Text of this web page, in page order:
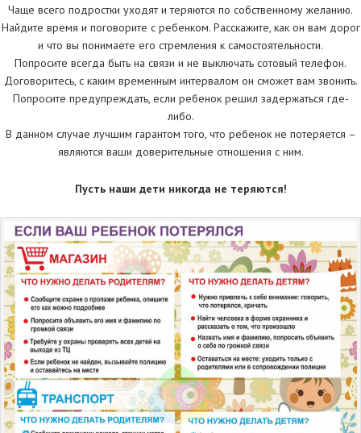
Чаще всего подростки уходят и теряются по собственному желанию.
Найдите время и поговорите с ребенком. Расскажите, как он вам дорог
и что вы понимаете его стремления к самостоятельности.
Попросите всегда быть на связи и не выключать сотовый телефон.
Договоритесь, с каким временным интервалом он сможет вам звонить.
Попросите предупреждать, если ребенок решил задержаться где-
либо.
В данном случае лучшим гарантом того, что ребенок не потеряется –
являются ваши доверительные отношения с ним.
Пусть наши дети никогда не теряются!